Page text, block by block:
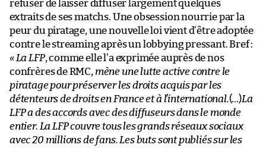
refuser de laisser diffuser largement quelques
extraits de ses matchs. Une obsession nourrie par la
peur du piratage, une nouvelle loi vient d’être adoptée
contre le streaming après un lobbying pressant. Bref :
« La LFP, comme elle l’a exprimée auprès de nos
confrères de RMC, mène une lutte active contre le
piratage pour préserver les droits acquis par les
détenteurs de droits en France et à l’international.(…)La
LFP a des accords avec des diffuseurs dans le monde
entier. La LFP couvre tous les grands réseaux sociaux
avec 20 millions de fans. Les buts sont publiés sur les